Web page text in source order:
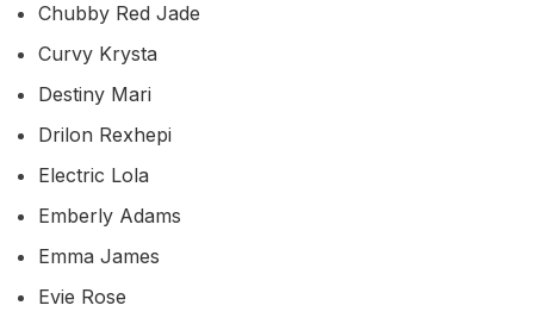
Chubby Red Jade
Curvy Krysta
Destiny Mari
Drilon Rexhepi
Electric Lola
Emberly Adams
Emma James
Evie Rose